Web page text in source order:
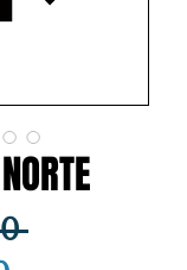
Preço